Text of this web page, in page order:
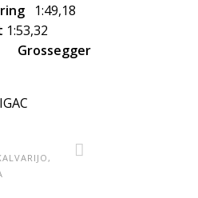
1:49,18
1:53,32